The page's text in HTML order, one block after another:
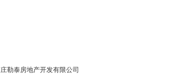
有限公司